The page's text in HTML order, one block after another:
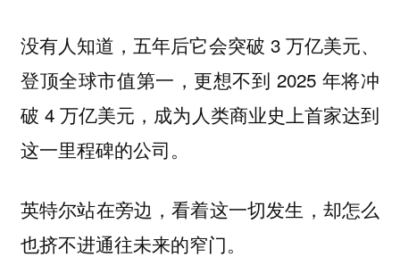
没有人知道，五年后它会突破 3 万亿美元、
登顶全球市值第一，更想不到 2025 年将冲
破 4 万亿美元，成为人类商业史上首家达到
这一里程碑的公司。
英特尔站在旁边，看着这一切发生，却怎么
也挤不进通往未来的窄门。